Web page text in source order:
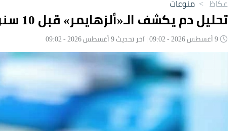
عكاظ > منوعات
تحليل دم يكشف الـ«ألزهايمر» قبل 10 سنوات من ظهور أعراضه!